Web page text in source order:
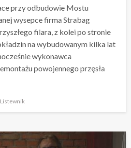
przy odbudowie Mostu
wysepce firma Strabag
filara, z kolei po stronie
na wybudowanym kilka lat
wykonawca
powojennego przęsła